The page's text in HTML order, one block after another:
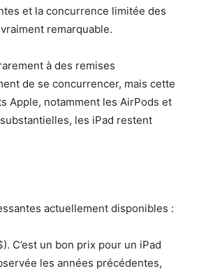
et la concurrence limitée des
remarquable.
à des remises
de se concurrencer, mais cette
Apple, notamment les AirPods et
les iPad restent
actuellement disponibles :
C’est un bon prix pour un iPad
les années précédentes,